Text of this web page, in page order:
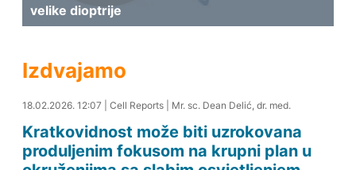
velike dioptrije
Izdvajamo
18.02.2026. 12:56
18.02.2026. 12:07 Cell Reports| Mr. sc. Dean Delić, dr. med.
Kratkovidnost može biti uzrokovana
produljenim fokusom na krupni plan u